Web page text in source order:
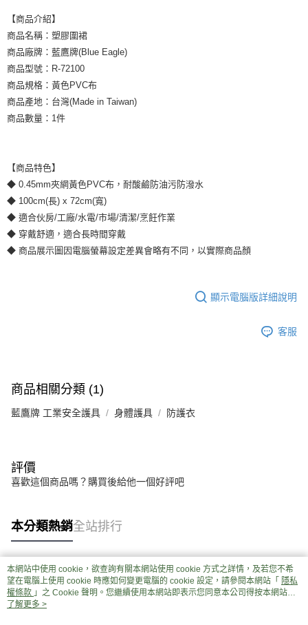
【商品介紹】
商品名稱：塑膠圍裙
商品廠牌：藍鷹牌(Blue Eagle)
商品型號：R-72100
商品規格：黃色PVC布
商品產地：台灣(Made in Taiwan)
商品數量：1件
【商品特色】
◆ 0.45mm夾網黃色PVC布，耐酸鹼防油污防潑水
◆ 100cm(長) x 72cm(寬)
◆ 適合伙房/工廠/水電/市場/清潔/烹飪作業
◆ 穿戴舒適，適合長時間穿戴
◆ 商品展示圖因電腦螢幕設定差異會略有不同，以實際商品顏
顯示電腦版詳細說明
客服
商品相關分類 (1)
藍鷹牌 工業安全護具 身體護具 防護衣
評價
喜歡這個商品嗎？購買後給他一個好評吧
本分類熱銷全站排行
熱門標籤
本網站中使用 cookie，欲查詢有關本網站使用 cookie 方式之詳情，及若您不希
望在電腦上使用 cookie 時應如何變更電腦的 cookie 設定，請參閱本網站「 隱私
權條款 」之 Cookie 聲明。您繼續使用本網站即表示您同意本公司得按本網站使
用條款之 Cookie 聲明使用 cookie。
了解更多 >